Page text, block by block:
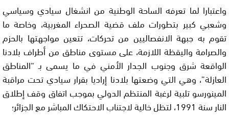
واعتبارا لما تعرفه الساحة الوطنية من انشغال سيادي وسياسي
وشعبي كبير بتطورات ملف قضية الصحراء المغربية، وخاصة ما
تقوم به جبهة الانفصاليين من تحركات، تتعين مواجهتها بالحزم
والصرامة واليقظة اللازمة، على مستوى مناطق من أطراف بلادنا
الواقعة شرق وجنوب الجدار الأمني في ما يسمى بـ “المناطق
العازلة”، وهي التي وضعتها بلادنا إراديا بقرار سيادي تحت مراقبة
المينورسو تلبية لرغبة المنتظم الدولي بموجب اتفاق وقف إطلاق
النار سنة 1991، لتظل خالية لاجتناب الاحتكاك المباشر مع الجزائر؛